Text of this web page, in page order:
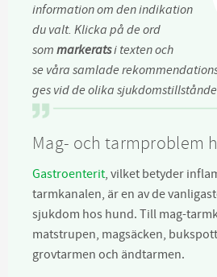
information om den indikation
du valt. Klicka på de ord
som markeratsi texten och
se våra samlade
ges vid de olika
Mag- och tarmproblem
Gastroenterit, vilket betyder
tarmkanalen, är en av de
sjukdom hos hund. Till mag-
matstrupen, magsäcken,
grovtarmen och ändtarmen.